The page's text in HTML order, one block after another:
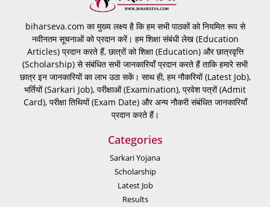
biharseva.com का मुख्य लक्ष्य है कि हम सभी पाठकों को नियमित रूप से
नवीनतम सूचनाओं को प्रदान करें। हम शिक्षा संबंधी लेख (Education
Articles) प्रदान करते हैं, छात्रों को शिक्षा (Education) और छात्रवृत्ति
(Scholarship) से संबंधित सभी जानकारियाँ प्रदान करते हैं ताकि हमारे सभी
छात्र इन जानकारियों का लाभ उठा सकें। साथ ही, हम नौकरियों (Latest Job),
भर्तियों (Sarkari Job), परीक्षाओं (Examination), प्रवेश पत्रों (Admit
Card), परीक्षा तिथियों (Exam Date) और अन्य नौकरी संबंधित जानकारियाँ
प्रदान करते हैं।
Categories
Sarkari Yojana
Scholarship
Latest Job
Results